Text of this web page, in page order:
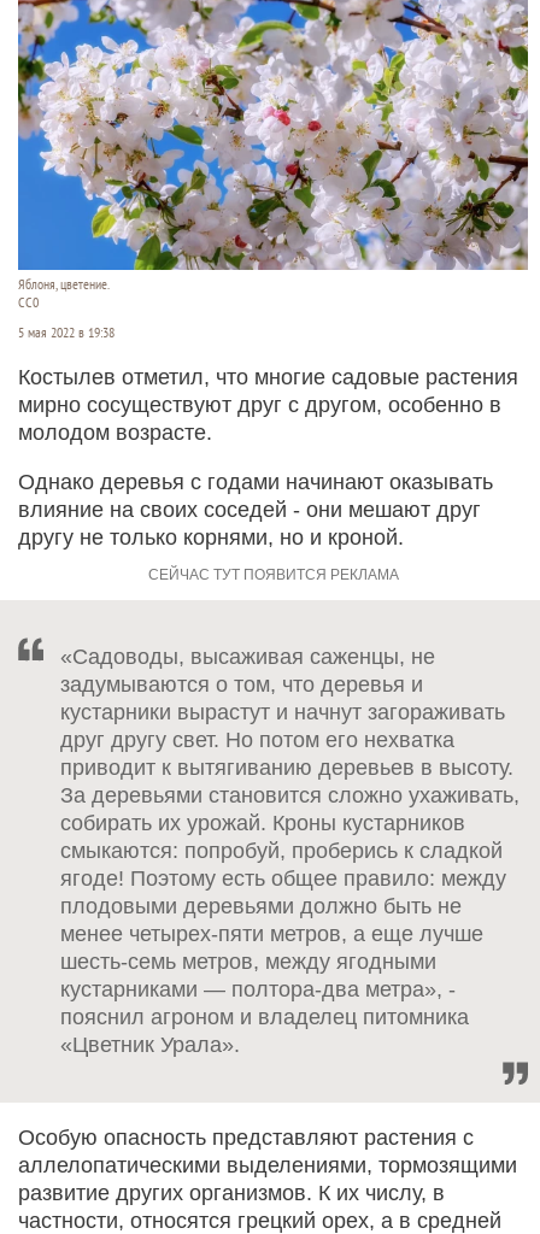
Яблоня, цветение.
СС0
5 мая 2022 в 19:38
Костылев отметил, что многие садовые растения
мирно сосуществуют друг с другом, особенно в
молодом возрасте.
Однако деревья с годами начинают оказывать
влияние на своих соседей - они мешают друг
другу не только корнями, но и кроной.
«Садоводы, высаживая саженцы, не
задумываются о том, что деревья и
кустарники вырастут и начнут загораживать
друг другу свет. Но потом его нехватка
приводит к вытягиванию деревьев в высоту.
За деревьями становится сложно ухаживать,
собирать их урожай. Кроны кустарников
смыкаются: попробуй, проберись к сладкой
ягоде! Поэтому есть общее правило: между
плодовыми деревьями должно быть не
менее четырех-пяти метров, а еще лучше
шесть-семь метров, между ягодными
кустарниками — полтора-два метра», -
пояснил агроном и владелец питомника
«Цветник Урала».
Особую опасность представляют растения с
аллелопатическими выделениями, тормозящими
развитие других организмов. К их числу, в
частности, относятся грецкий орех, а в средней